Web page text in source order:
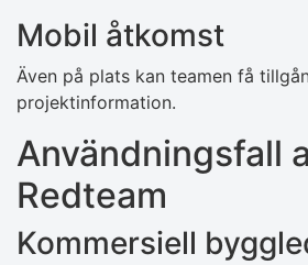
Mobil åtkomst
Även på plats kan teamen få
projektinformation.
Användningsfall
Redteam
Kommersiell